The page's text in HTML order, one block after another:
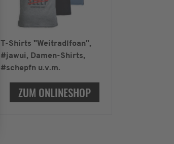
T-Shirts "Weitradlfoan",
#jawui, Damen-Shirts,
#schepfn u.v.m.
ZUM ONLINESHOP